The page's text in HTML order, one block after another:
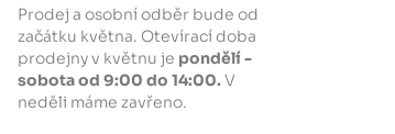
Prodej a osobní odběr bude od
začátku května. Otevírací doba
prodejny v květnu je pondělí -
sobota od 9:00 do 14:00. V
neděli máme zavřeno.